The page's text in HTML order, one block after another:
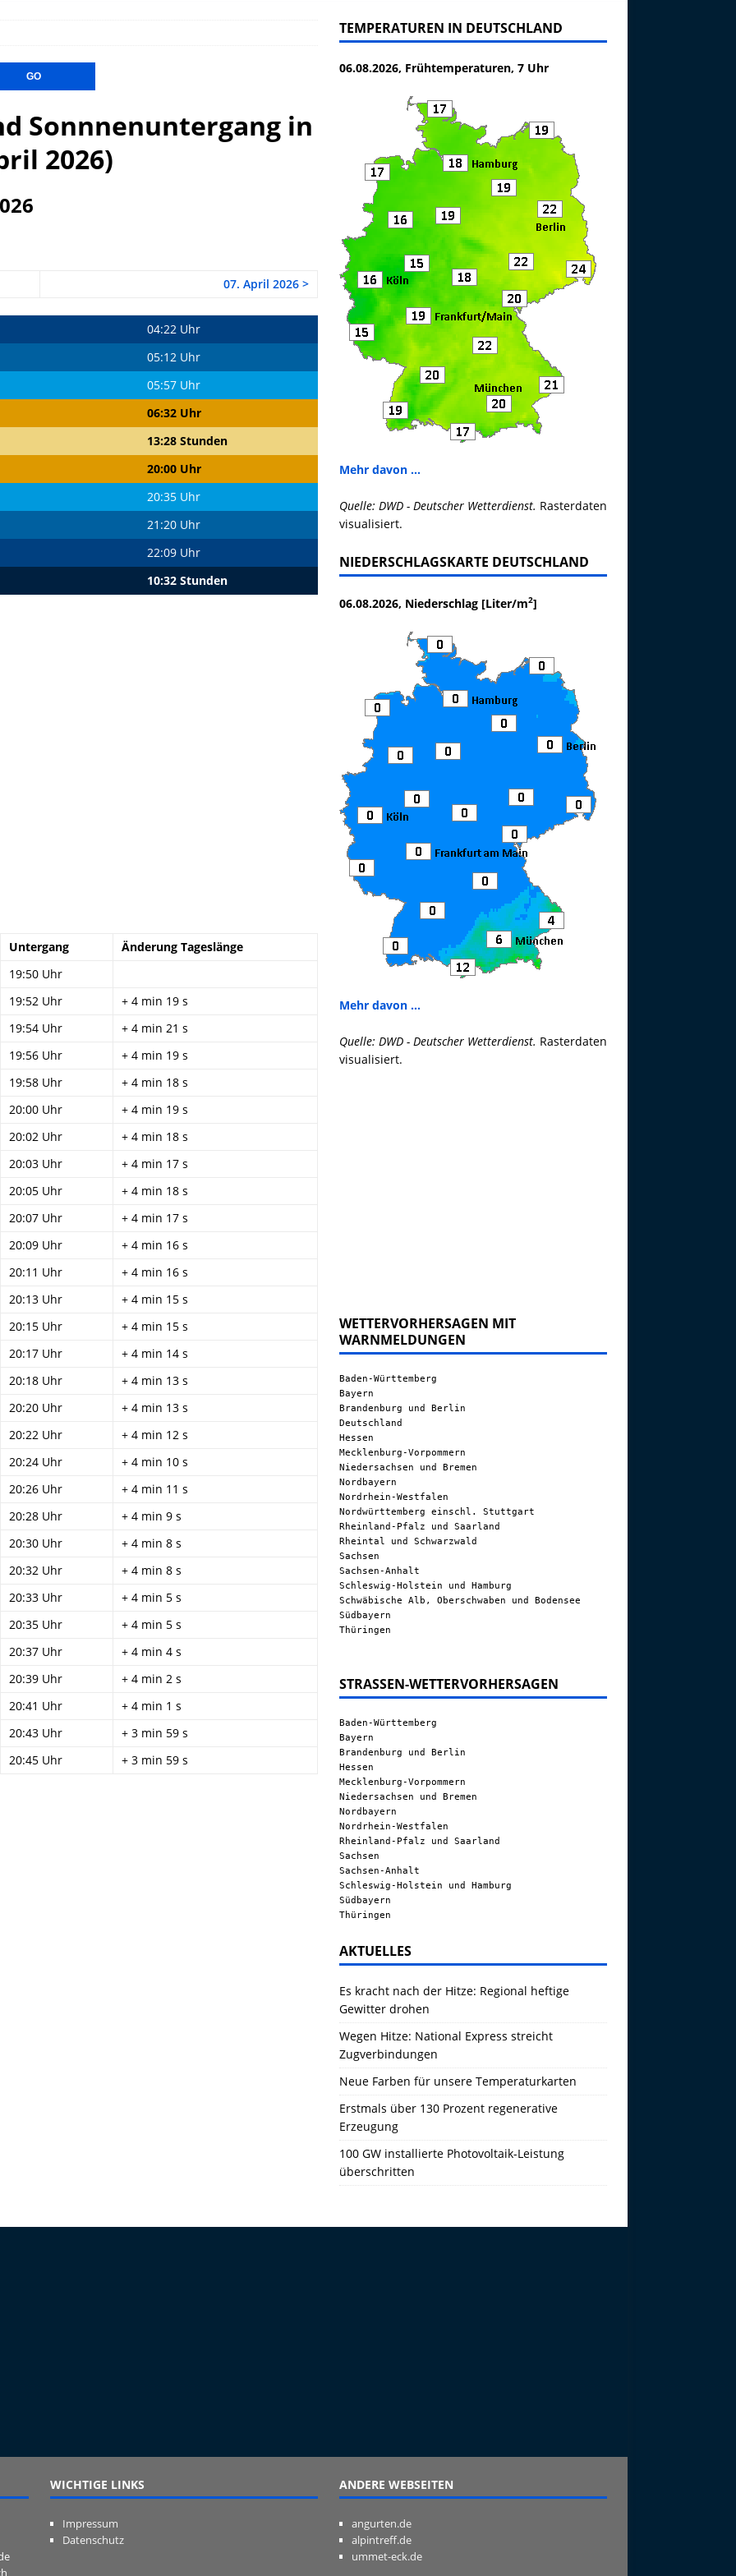
Sonnnenuntergang in
2026)
07. April 2026 >
04:22 Uhr
05:12 Uhr
05:57 Uhr
06:32 Uhr
13:28 Stunden
20:00 Uhr
20:35 Uhr
21:20 Uhr
22:09 Uhr
10:32 Stunden
Untergang
Änderung Tageslänge
19:50 Uhr
19:52 Uhr
+ 4 min 19 s
19:54 Uhr
+ 4 min 21 s
19:56 Uhr
+ 4 min 19 s
19:58 Uhr
+ 4 min 18 s
20:00 Uhr
+ 4 min 19 s
20:02 Uhr
+ 4 min 18 s
20:03 Uhr
+ 4 min 17 s
20:05 Uhr
+ 4 min 18 s
20:07 Uhr
+ 4 min 17 s
20:09 Uhr
+ 4 min 16 s
20:11 Uhr
+ 4 min 16 s
20:13 Uhr
+ 4 min 15 s
20:15 Uhr
+ 4 min 15 s
20:17 Uhr
+ 4 min 14 s
20:18 Uhr
+ 4 min 13 s
20:20 Uhr
+ 4 min 13 s
20:22 Uhr
+ 4 min 12 s
20:24 Uhr
+ 4 min 10 s
20:26 Uhr
+ 4 min 11 s
20:28 Uhr
+ 4 min 9 s
20:30 Uhr
+ 4 min 8 s
20:32 Uhr
+ 4 min 8 s
20:33 Uhr
+ 4 min 5 s
20:35 Uhr
+ 4 min 5 s
20:37 Uhr
+ 4 min 4 s
20:39 Uhr
+ 4 min 2 s
20:41 Uhr
+ 4 min 1 s
20:43 Uhr
+ 3 min 59 s
20:45 Uhr + 3 min 59 s
TEMPERATUREN IN DEUTSCHLAND
06.08.2026, Frühtemperaturen, 7 Uhr
Mehr davon ...
Quelle: DWD - Deutscher Wetterdienst. Rasterdaten
visualisiert.
NIEDERSCHLAGSKARTE DEUTSCHLAND
06.08.2026, Niederschlag [Liter/m2]
Mehr davon ...
Quelle: DWD - Deutscher Wetterdienst. Rasterdaten
visualisiert.
WETTERVORHERSAGEN MIT
WARNMELDUNGEN
Baden-Württemberg
Bayern
Brandenburg und Berlin
Deutschland
Hessen
Mecklenburg-Vorpommern
Niedersachsen und Bremen
Nordbayern
Nordrhein-Westfalen
Nordwürttemberg einschl. Stuttgart
Rheinland-Pfalz und Saarland
Rheintal und Schwarzwald
Sachsen
Sachsen-Anhalt
Schleswig-Holstein und Hamburg
Schwäbische Alb, Oberschwaben und Bodensee
Südbayern
Thüringen
STRASSEN-WETTERVORHERSAGEN
Baden-Württemberg
Bayern
Brandenburg und Berlin
Hessen
Mecklenburg-Vorpommern
Niedersachsen und Bremen
Nordbayern
Nordrhein-Westfalen
Rheinland-Pfalz und Saarland
Sachsen
Sachsen-Anhalt
Schleswig-Holstein und Hamburg
Südbayern
Thüringen
AKTUELLES
Es kracht nach der Hitze: Regional heftige
Gewitter drohen
Wegen Hitze: National Express streicht
Zugverbindungen
Neue Farben für unsere Temperaturkarten
Erstmals über 130 Prozent regenerative
Erzeugung
100 GW installierte Photovoltaik-Leistung
überschritten
WICHTIGE LINKS
Impressum
Datenschutz
ANDERE WEBSEITEN
angurten.de
alpintreff.de
ummet-eck.de